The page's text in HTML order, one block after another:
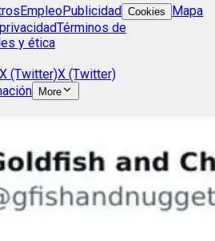
EmpleoPublicidad Cookies
Mapa
Términos de
y ética
X (Twitter)
More